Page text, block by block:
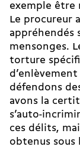
exemple être
Le procureur
appréhendés
mensonges.
torture
défendons
avons la
s’auto-
ces délits,
obtenus sous